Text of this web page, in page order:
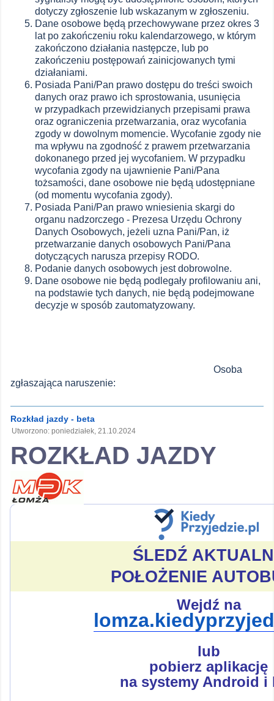
dotyczy zgłoszenie lub wskazanym w zgłoszeniu.
Dane osobowe będą przechowywane przez okres 3
lat po zakończeniu roku kalendarzowego, w którym
zakończono działania następcze, lub po
zakończeniu postępowań zainicjowanych tymi
działaniami.
Posiada Pani/Pan prawo dostępu do treści swoich
danych oraz prawo ich sprostowania, usunięcia
w przypadkach przewidzianych przepisami prawa
oraz ograniczenia przetwarzania, oraz wycofania
zgody w dowolnym momencie. Wycofanie zgody nie
ma wpływu na zgodność z prawem przetwarzania
dokonanego przed jej wycofaniem. W przypadku
wycofania zgody na ujawnienie Pani/Pana
tożsamości, dane osobowe nie będą udostępniane
(od momentu wycofania zgody).
Posiada Pani/Pan prawo wniesienia skargi do
organu nadzorczego - Prezesa Urzędu Ochrony
Danych Osobowych, jeżeli uzna Pani/Pan, iż
przetwarzanie danych osobowych Pani/Pana
dotyczących narusza przepisy RODO.
Podanie danych osobowych jest dobrowolne.
Dane osobowe nie będą podlegały profilowaniu ani,
na podstawie tych danych, nie będą podejmowane
decyzje w sposób zautomatyzowany.
Osoba
zgłaszająca naruszenie:
Rozkład jazdy - beta
Utworzono: poniedziałek, 21.10.2024
ROZKŁAD JAZDY
ŚLEDŹ
POŁOŻENIE
Wejdź na
lub
pobierz aplikację
na systemy Android i